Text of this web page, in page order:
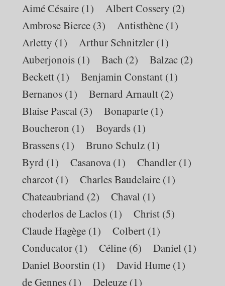
Aimé Césaire (1) Albert Cossery (2)
Ambrose Bierce (3) Antisthène (1)
Arletty (1) Arthur Schnitzler (1)
Auberjonois (1) Bach (2) Balzac (2)
Beckett (1) Benjamin Constant (1)
Bernanos (1) Bernard Arnault (2)
Blaise Pascal (3) Bonaparte (1)
Boucheron (1) Boyards (1)
Brassens (1) Bruno Schulz (1)
Byrd (1) Casanova (1) Chandler (1)
charcot (1) Charles Baudelaire (1)
Chateaubriand (2) Chaval (1)
choderlos de Laclos (1) Christ (5)
Claude Hagège (1) Colbert (1)
Conducator (1) Céline (6) Daniel (1)
Daniel Boorstin (1) David Hume (1)
de Gennes (1) Deleuze (1)